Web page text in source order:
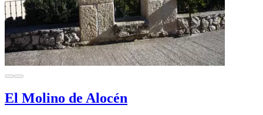
El Molino de Alocén